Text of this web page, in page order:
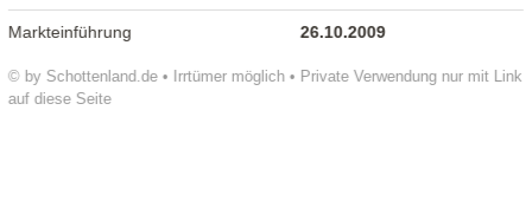
© by Schottenland.de • Irrtümer möglich • Private Verwendung nur mit Link
auf diese Seite
Markteinführung 26.10.2009